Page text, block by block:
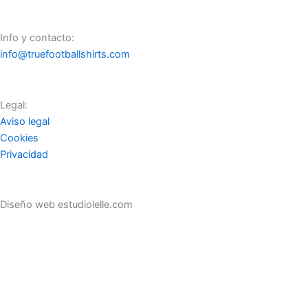
Info y contacto:
info@truefootballshirts.com
Legal:
Aviso legal
Cookies
Privacidad
Diseño web estudiolelle.com